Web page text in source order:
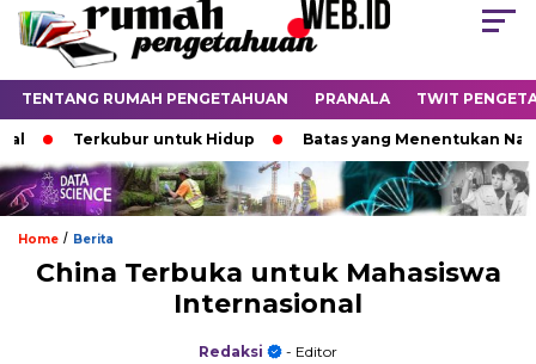
TENTANG RUMAH PENGETAHUAN PRANALA TWIT
Terkubur untuk Hidup Batas yang Menentukan Nasib
Home / Berita
China Terbuka untuk Mahasiswa
Internasional
Redaksi
- Editor